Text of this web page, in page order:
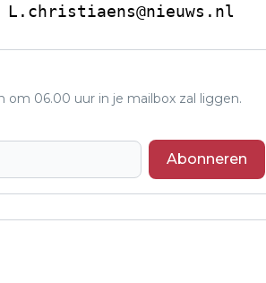
L.christiaens@nieuws.nl
06.00 uur in je mailbox zal liggen.
Abonneren